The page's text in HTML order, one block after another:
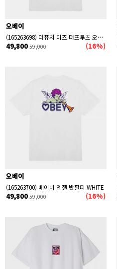
오베이
(165263698) 더퓨처 이즈 더프루츠 오브 아워 레이버 반팔티 WHITE
49,800 59,000 (16%)
오베이
(165263700) 베이비 엔젤 반팔티 WHITE
49,800 59,000 (16%)